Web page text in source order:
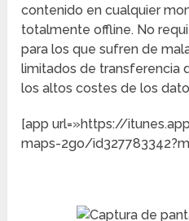
contenido en cualquier
totalmente offline. No
para los que sufren de
limitados de transferencia
los altos costes de los
[app url=»https://
maps-2go/